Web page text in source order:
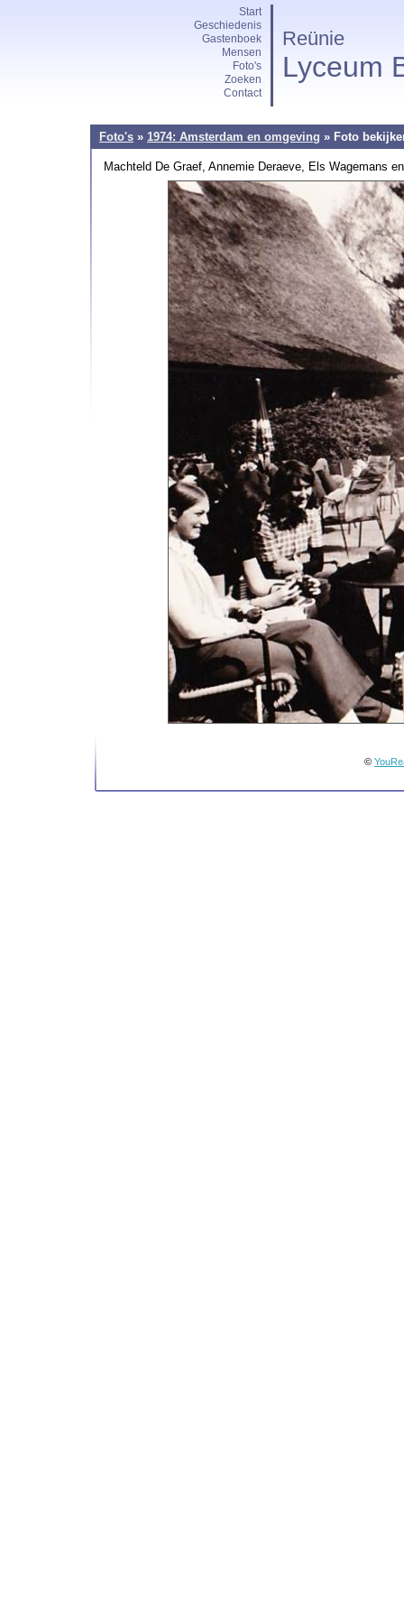
Reünie
Lyceum
Start
Geschiedenis
Gastenboek
Mensen
Foto's
Zoeken
Contact
Foto's » 1974: Amsterdam en omgeving » Foto
Machteld De Graef, Annemie Deraeve, Els Wagemans
©